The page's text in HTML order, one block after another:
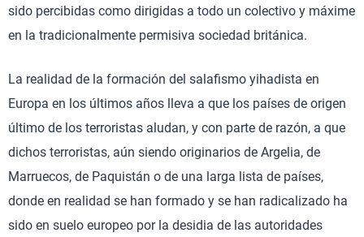
sido percibidas como dirigidas a todo un colectivo y máxime
en la tradicionalmente permisiva sociedad británica.
La realidad de la formación del salafismo yihadista en
Europa en los últimos años lleva a que los países de origen
último de los terroristas aludan, y con parte de razón, a que
dichos terroristas, aún siendo originarios de Argelia, de
Marruecos, de Paquistán o de una larga lista de países,
donde en realidad se han formado y se han radicalizado ha
sido en suelo europeo por la desidia de las autoridades